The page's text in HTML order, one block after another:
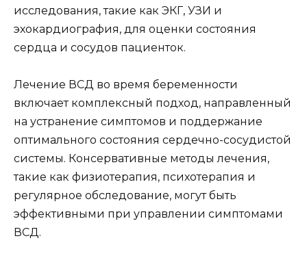
исследования, такие как ЭКГ, УЗИ и
эхокардиография, для оценки состояния
сердца и сосудов пациенток.
Лечение ВСД во время беременности
включает комплексный подход, направленный
на устранение симптомов и поддержание
оптимального состояния сердечно-сосудистой
системы. Консервативные методы лечения,
такие как физиотерапия, психотерапия и
регулярное обследование, могут быть
эффективными при управлении симптомами
ВСД.